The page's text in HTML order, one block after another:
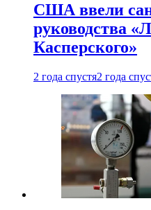
США ввели
руководства
Касперского»
2 года спустя2 года